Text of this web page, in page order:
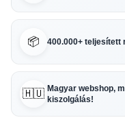
📦 400.000+ teljesített
🇭🇺 Magyar webshop,
kiszolgálás!